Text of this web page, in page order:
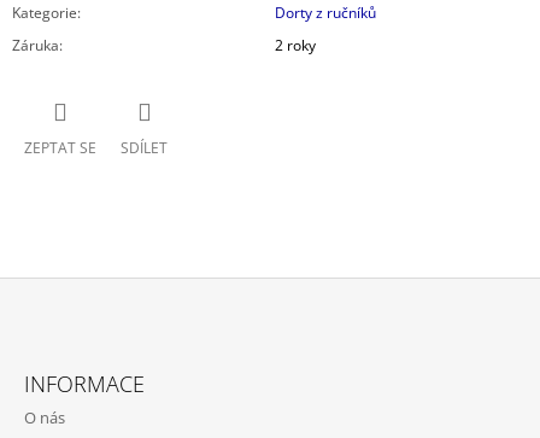
Kategorie:
Dorty z ručníků
Záruka: 2 roky
ZEPTAT SE SDÍLET
INFORMACE
O nás